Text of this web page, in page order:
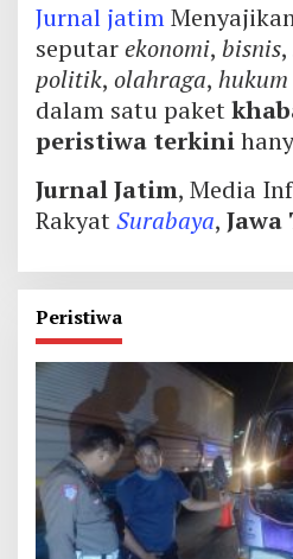
Jurnal jatim
seputarekonomi, bisnis,
politik, olahraga, hukum
dalam satu paket
peristiwa terkini
Jurnal Jatim, Media
RakyatSurabaya,
Peristiwa